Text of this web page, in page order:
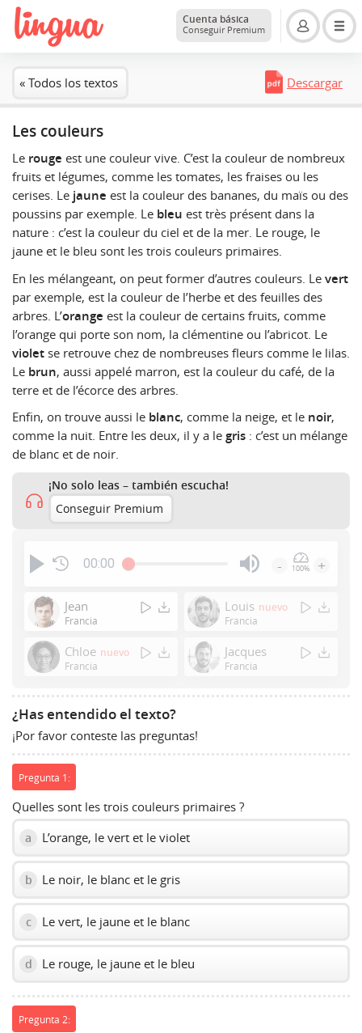
Cuenta básica
Conseguir Premium
« Todos los textos Descargar
Les couleurs
Le rouge est une couleur vive. C’est la couleur de nombreux
fruits et légumes, comme les tomates, les fraises ou les
cerises. Le jaune est la couleur des bananes, du maïs ou des
poussins par exemple. Le bleu est très présent dans la
nature : c’est la couleur du ciel et de la mer. Le rouge, le
jaune et le bleu sont les trois couleurs primaires.
En les mélangeant, on peut former d’autres couleurs. Le vert
par exemple, est la couleur de l’herbe et des feuilles des
arbres. L’orange est la couleur de certains fruits, comme
l’orange qui porte son nom, la clémentine ou l’abricot. Le
violet se retrouve chez de nombreuses fleurs comme le lilas.
Le brun, aussi appelé marron, est la couleur du café, de la
terre et de l’écorce des arbres.
Enfin, on trouve aussi le blanc, comme la neige, et le noir,
comme la nuit. Entre les deux, il y a le gris : c’est un mélange
de blanc et de noir.
¡No solo leas – también escucha!
Conseguir Premium
00:00
Enter
or
to
show
- 100% +
Jean
Francia
Louis nuevo
Francia
Chloe nuevo
Francia
Jacques
Francia
¿Has entendido el texto?
¡Por favor conteste las preguntas!
Pregunta 1:
Quelles sont les trois couleurs primaires ?
a L’orange, le vert et le violet
b Le noir, le blanc et le gris
c Le vert, le jaune et le blanc
d Le rouge, le jaune et le bleu
Pregunta 2: